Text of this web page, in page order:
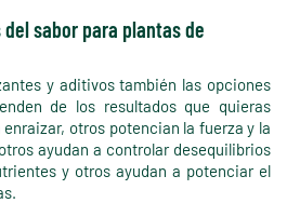
sabor para plantas de
y aditivos también las opciones
de los resultados que quieras
otros potencian la fuerza y la
ayudan a controlar desequilibrios
y otros ayudan a potenciar el